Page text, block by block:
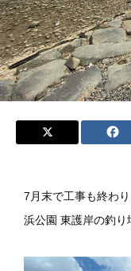
7月末で工事も終わ
浜公園 東護岸の釣り